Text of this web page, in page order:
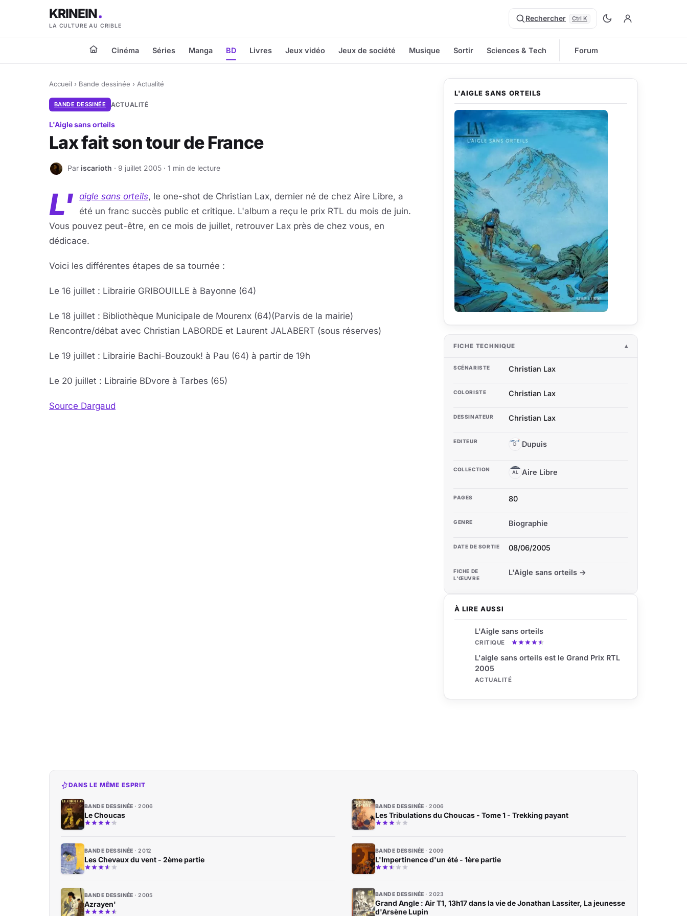
KRINEIN
LA CULTURE AU CRIBLE
Rechercher Ctrl K
Cinéma Séries Manga BD Livres Jeux vidéo Jeux de société Musique Sortir Sciences & Tech Forum
Accueil › Bande dessinée › Actualité
BANDE DESSINÉE ACTUALITÉ
L'Aigle sans orteils
Lax fait son tour de France
I Par iscarioth · 9 juillet 2005 · 1 min de lecture
L' aigle sans orteils, le one-shot de Christian Lax, dernier né de chez Aire Libre, a
été un franc succès public et critique. L'album a reçu le prix RTL du mois de juin.
Vous pouvez peut-être, en ce mois de juillet, retrouver Lax près de chez vous, en
dédicace.
Voici les différentes étapes de sa tournée :
Le 16 juillet : Librairie GRIBOUILLE à Bayonne (64)
Le 18 juillet : Bibliothèque Municipale de Mourenx (64)(Parvis de la mairie)
Rencontre/débat avec Christian LABORDE et Laurent JALABERT (sous réserves)
Le 19 juillet : Librairie Bachi-Bouzouk! à Pau (64) à partir de 19h
Le 20 juillet : Librairie BDvore à Tarbes (65)
Source Dargaud
À LIRE AUSSI
L'Aigle sans orteils
CRITIQUE
L'aigle sans orteils est le Grand Prix RTL
2005
ACTUALITÉ
L'AIGLE SANS ORTEILS
FICHE TECHNIQUE
SCÉNARISTE Christian Lax
COLORISTE Christian Lax
DESSINATEUR Christian Lax
EDITEUR D Dupuis
COLLECTION AL Aire Libre
PAGES 80
GENRE Biographie
DATE DE SORTIE 08/06/2005
FICHE DE
L'ŒUVRE
L'Aigle sans orteils →
DANS LE MÊME ESPRIT
BANDE DESSINÉE 2006
Le Choucas
BANDE DESSINÉE 2006
Les Tribulations du Choucas - Tome 1 - Trekking payant
BANDE DESSINÉE 2012
Les Chevaux du vent - 2ème partie
BANDE DESSINÉE 2009
L'Impertinence d'un été - 1ère partie
BANDE DESSINÉE 2005
Azrayen'
BANDE DESSINÉE 2023
Grand Angle : Air T1, 13h17 dans la vie de Jonathan Lassiter, La jeunesse
d'Arsène Lupin